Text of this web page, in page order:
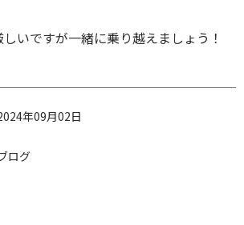
いですが一緒に乗り越えましょう！
年09月02日
ログ